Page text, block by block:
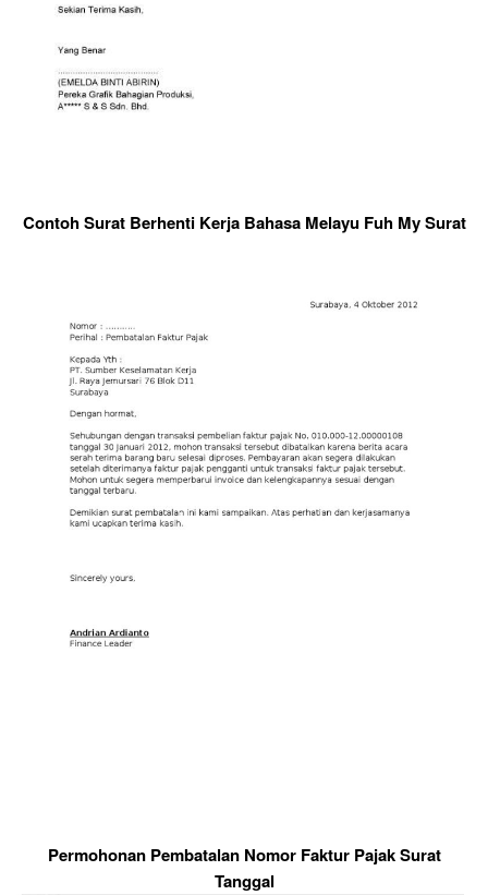
Contoh Surat Berhenti Kerja Bahasa Melayu Fuh My Surat
Permohonan Pembatalan Nomor Faktur Pajak Surat
Tanggal